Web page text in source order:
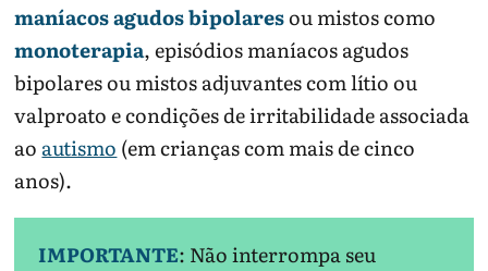
maníacos agudos bipolaresou mistos como
monoterapia, episódios maníacos agudos
bipolares ou mistos adjuvantes com lítio ou
valproato e condições de irritabilidade associada
ao autismo (em crianças com mais de cinco
anos).
IMPORTANTE: Não interrompa seu